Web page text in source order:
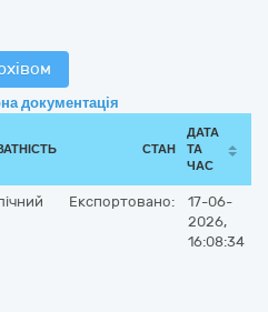
документація
СТАН
ДАТА
ТА
ЧАС
Експортовано:
17-06-
2026,
16:08:34